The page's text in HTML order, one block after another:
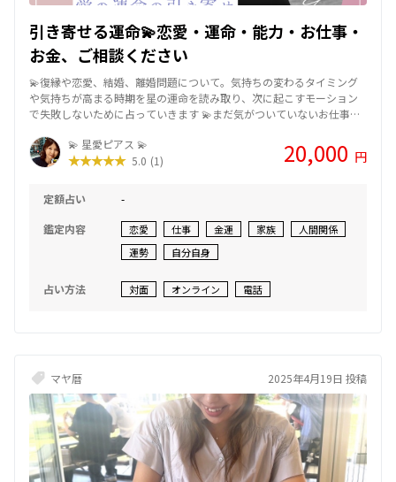
引き寄せる運命💫恋愛・運命・能力・お仕事・
お金、ご相談ください
💫復縁や恋愛、結婚、離婚問題について。気持ちの変わるタイミング
や気持ちが高まる時期を星の運命を読み取り、次に起こすモーション
で失敗しないために占っていきます 💫まだ気がついていないお仕事、
時期、事業の取り組み方、改善、発展の方法、時期などを占います。
💫 星愛ピアス 💫
5.0 (1) 20,000 円
定額占い
-
鑑定内容
恋愛 仕事 金運 家族
人間関係
運勢
自分自身
占い方法 対面 オンライン 電話
マヤ暦 2025年4月19日 投稿